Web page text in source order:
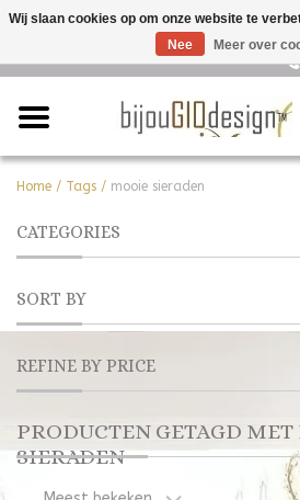
Home / Tags / mooie sieraden
CATEGORIES
SORT BY
REFINE BY PRICE
PRODUCTEN GETAGD
SIERADEN
Wij slaan cookies op om onze website te
Nee
Meer over